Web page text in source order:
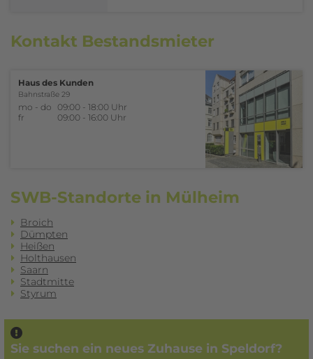
Kontakt Bestands­mieter
Haus des Kunden
Bahnstraße 29
mo - do
09:00 - 18:00 Uhr
fr
09:00 - 16:00 Uhr
SWB-Standorte in Mülheim
Broich
Dümpten
Heißen
Holthausen
Saarn
Stadtmitte
Styrum
Sie suchen ein neues Zuhause in Speldorf?